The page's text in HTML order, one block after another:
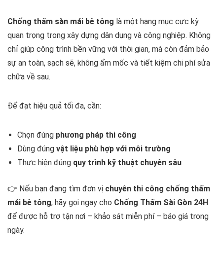
Chống thấm sàn mái bê tông là một hạng mục cực kỳ
quan trọng trong xây dựng dân dụng và công nghiệp. Không
chỉ giúp công trình bền vững với thời gian, mà còn đảm bảo
sự an toàn, sạch sẽ, không ẩm mốc và tiết kiệm chi phí sửa
chữa về sau.
Để đạt hiệu quả tối đa, cần:
Chọn đúng phương pháp thi công
Dùng đúng vật liệu phù hợp với môi trường
Thực hiện đúng quy trình kỹ thuật chuyên sâu
👉 Nếu bạn đang tìm đơn vị chuyên thi công chống thấm
mái bê tông, hãy gọi ngay cho Chống Thấm Sài Gòn 24H
để được hỗ trợ tận nơi – khảo sát miễn phí – báo giá trong
ngày.